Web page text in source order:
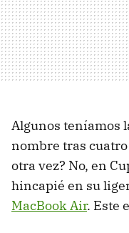
Algunos teníamos
nombre tras
otra vez? No, en
hincapié en su
MacBook Air. Este